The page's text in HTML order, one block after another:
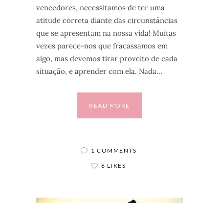
vencedores, necessitamos de ter uma
atitude correta diante das circunstâncias
que se apresentam na nossa vida! Muitas
vezes parece-nos que fracassamos em
algo, mas devemos tirar proveito de cada
situação, e aprender com ela. Nada…
READ MORE
1 COMMENTS
6 LIKES